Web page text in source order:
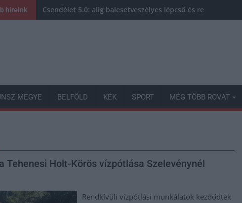
híreink Csendélet 5.0: alig balesetveszélyes lépcső és remek
MEGYE BELFÖLD KÉK SPORT MÉG TÖBB ROVAT
Holt-Körös vízpótlása Szelevénynél
Rendkívüli vízpótlási munkálatok kezdődtek